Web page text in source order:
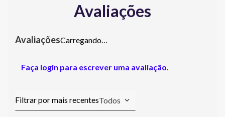
Avaliações
Carregando…
Faça login para escrever uma avaliação.
Todos